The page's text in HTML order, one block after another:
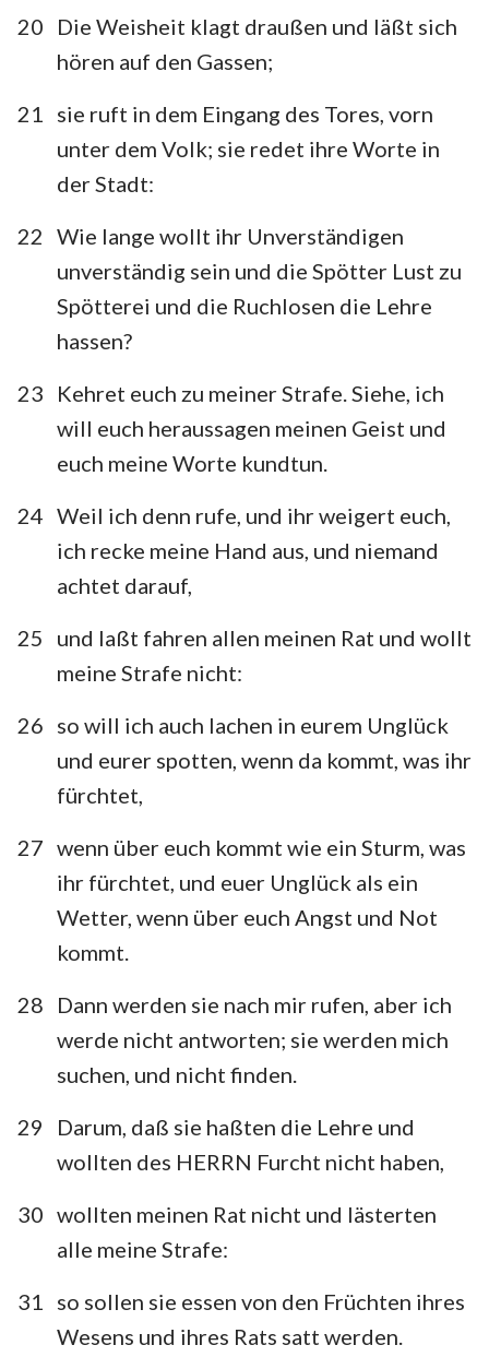
1 3 5 6
7
8
9 10 11
22
23 24 25 26 27
28
29
30
20
Die Weisheit klagt draußen und läßt sich
hören auf den Gassen;
21
sie ruft in dem Eingang des Tores, vorn
unter dem Volk; sie redet ihre Worte in
der Stadt:
22 Wie lange wollt ihr Unverständigen
unverständig sein und die Spötter Lust zu
Spötterei und die Ruchlosen die Lehre
hassen?
23
Kehret euch zu meiner Strafe. Siehe, ich
will euch heraussagen meinen Geist und
euch meine Worte kundtun.
24 Weil ich denn rufe, und ihr weigert euch,
ich recke meine Hand aus, und niemand
achtet darauf,
25
und laßt fahren allen meinen Rat und wollt
meine Strafe nicht:
26 so will ich auch lachen in eurem Unglück
und eurer spotten, wenn da kommt, was ihr
fürchtet,
27 wenn über euch kommt wie ein Sturm, was
ihr fürchtet, und euer Unglück als ein
Wetter, wenn über euch Angst und Not
kommt.
28
Dann werden sie nach mir rufen, aber ich
werde nicht antworten; sie werden mich
suchen, und nicht finden.
29
Darum, daß sie haßten die Lehre und
wollten des HERRN Furcht nicht haben,
30 wollten meinen Rat nicht und lästerten
alle meine Strafe:
31
so sollen sie essen von den Früchten ihres
Wesens und ihres Rats satt werden.